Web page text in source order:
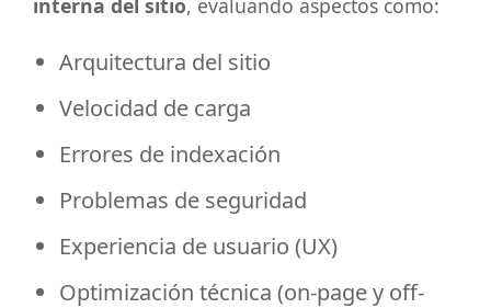
interna del sitio, evaluando aspectos como:
Arquitectura del sitio
Velocidad de carga
Errores de indexación
Problemas de seguridad
Experiencia de usuario (UX)
Optimización técnica (on-page y off-